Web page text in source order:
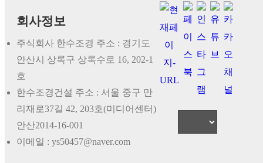
회사정보
주식회사 한수조경 주소 : 경기도
안산시 상록구 상록수로 16, 202-1
호
한수조경건설 주소 : 서울 중구 만
리재로37길 42, 203호(미디어센터)
안산2014-16-001
이메일 : ys50457@naver.com